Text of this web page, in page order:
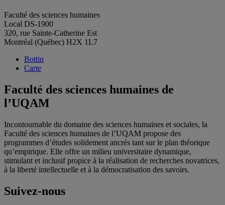
Faculté des sciences humaines
Local DS-1900
320, rue Sainte-Catherine Est
Montréal (Québec) H2X 1L7
Bottin
Carte
Faculté des sciences humaines de
l’UQAM
Incontournable du domaine des sciences humaines et sociales, la
Faculté des sciences humaines de l’UQAM propose des
programmes d’études solidement ancrés tant sur le plan théorique
qu’empirique. Elle offre un milieu universitaire dynamique,
stimulant et inclusif propice à la réalisation de recherches novatrices,
à la liberté intellectuelle et à la démocratisation des savoirs.
Suivez-nous